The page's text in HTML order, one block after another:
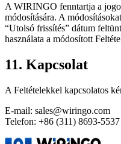
A WIRINGO fenntartja a
módosítására. A
“Utolsó frissítés” dátum
használata a módosított
11. Kapcsolat
A Feltételekkel kapcsolatos
E-mail: sales@wiringo.com
Telefon: +86 (311) 8693-5537